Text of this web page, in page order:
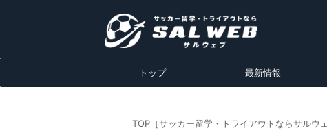
トップ 最新情報
TOP［サッカー留学・トライアウトならサルウェ